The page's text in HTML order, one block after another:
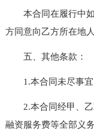
本合同在履行中如
方同意向乙方所在地
五、其他条款：
1.本合同未尽事宜
2.本合同经甲、乙
融资服务费等全部义务